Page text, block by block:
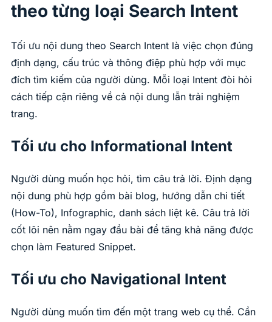
theo từng loại Search Intent
Tối ưu nội dung theo Search Intent là việc chọn đúng
định dạng, cấu trúc và thông điệp phù hợp với mục
đích tìm kiếm của người dùng. Mỗi loại Intent đòi hỏi
cách tiếp cận riêng về cả nội dung lẫn trải nghiệm
trang.
Tối ưu cho Informational Intent
Người dùng muốn học hỏi, tìm câu trả lời. Định dạng
nội dung phù hợp gồm bài blog, hướng dẫn chi tiết
(How-To), Infographic, danh sách liệt kê. Câu trả lời
cốt lõi nên nằm ngay đầu bài để tăng khả năng được
chọn làm Featured Snippet.
Tối ưu cho Navigational Intent
Người dùng muốn tìm đến một trang web cụ thể. Cần